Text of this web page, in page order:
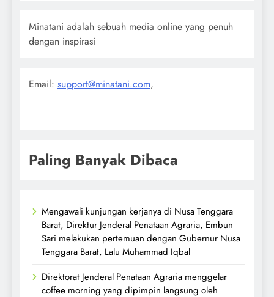
Minatani adalah sebuah media online yang penuh
dengan inspirasi
Email: support@minatani.com,
Paling Banyak Dibaca
Mengawali kunjungan kerjanya di Nusa Tenggara
Barat, Direktur Jenderal Penataan Agraria, Embun
Sari melakukan pertemuan dengan Gubernur Nusa
Tenggara Barat, Lalu Muhammad Iqbal
Direktorat Jenderal Penataan Agraria menggelar
coffee morning yang dipimpin langsung oleh